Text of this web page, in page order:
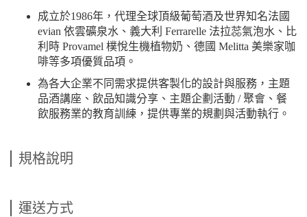
成立於1986年，代理全球頂級葡萄酒及世界知名法國
evian 依雲礦泉水、義大利 Ferrarelle 法拉蕊氣泡水、比
利時 Provamel 樸悅生機植物奶、德國 Melitta 美樂家咖
啡等多項優質品項。
為各大企業不同需求提供客製化的設計與服務，主題
品酒講座、飲品知識分享、主題企劃活動 / 聚會、餐
飲服務業的教育訓練，提供專業的規劃與活動執行。
規格說明
運送方式